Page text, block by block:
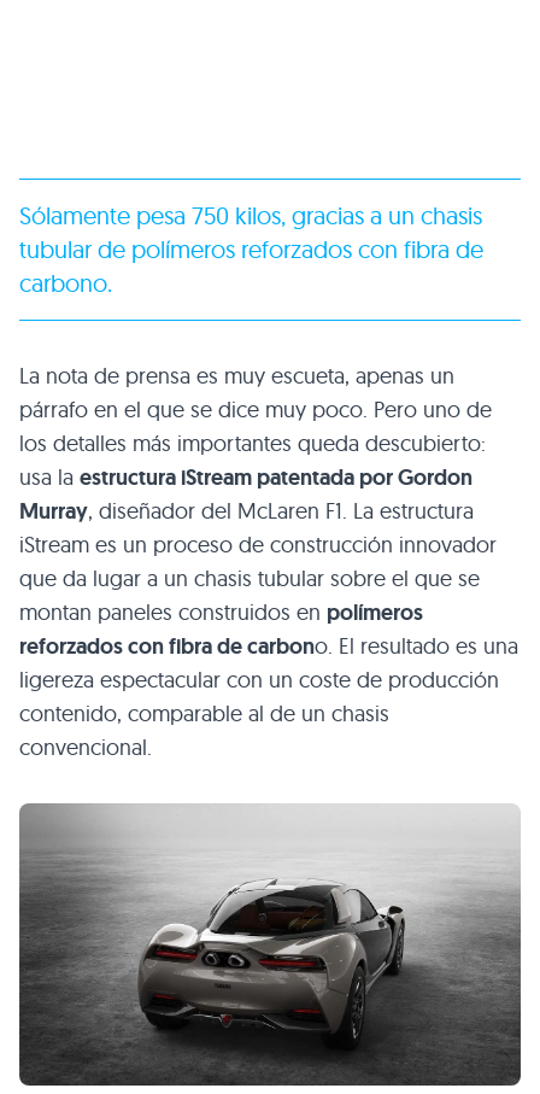
Sólamente pesa 750 kilos, gracias a un chasis
tubular de polímeros reforzados con fibra de
carbono.
La nota de prensa es muy escueta, apenas un
párrafo en el que se dice muy poco. Pero uno de
los detalles más importantes queda descubierto:
usa la estructura iStream patentada por Gordon
Murray, diseñador del McLaren F1. La estructura
iStream es un proceso de construcción innovador
que da lugar a un chasis tubular sobre el que se
montan paneles construidos en polímeros
reforzados con fibra de carbono. El resultado es una
ligereza espectacular con un coste de producción
contenido, comparable al de un chasis
convencional.